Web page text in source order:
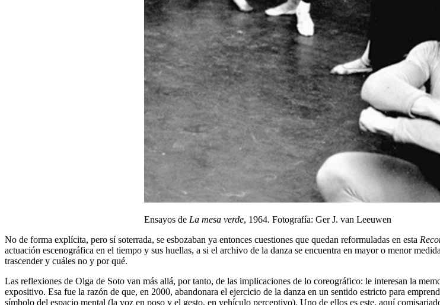
Ensayos de La mesa verde, 1964. Fotografía: Ger J. van Leeuwen
No de forma explícita, pero sí soterrada, se esbozaban ya entonces cuestiones que quedan reformuladas en esta
actuación escenográfica en el tiempo y sus huellas, a si el archivo de la danza se encuentra en mayor o menor
trascender y cuáles no y por qué.
Las reflexiones de Olga de Soto van más allá, por tanto, de las implicaciones de lo coreográfico: le interesan la
expositivo. Esa fue la razón de que, en 2000, abandonara el ejercicio de la danza en un sentido estricto para
símbolo del espacio mental (la voz en poso y el gesto, en vehículo perceptivo). Uno de ellos es este, aquí